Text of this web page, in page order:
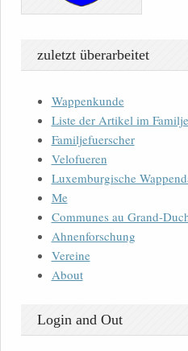
zuletzt überarbeitet
Wappenkunde
Liste der Artikel im
Familjefuerscher
Velofueren
Luxemburgische
Me
Communes au Grand-
Ahnenforschung
Vereine
About
Login and Out